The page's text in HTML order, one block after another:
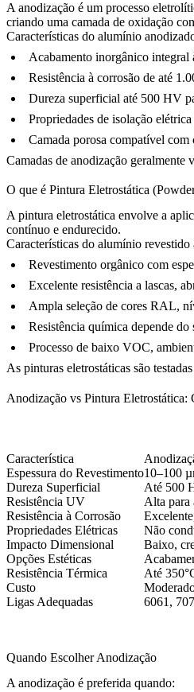
A anodização é um processo
criando uma camada de oxidação
Características do alumínio
Acabamento inorgânico integral
Resistência à corrosão de até
Dureza superficial até 500 HV
Propriedades de isolação
Camada porosa compatível
Camadas de anodização
O que é Pintura Eletrostática
A pintura eletrostática envolve a
contínuo e endurecido.
Características do alumínio revestido
Revestimento orgânico com
Excelente resistência a lascas,
Ampla seleção de cores RAL,
Resistência química depende
Processo de baixo VOC,
As pinturas eletrostáticas são
Anodização vs Pintura Eletrostática:
Característica
Espessura do Revestimento10–100
Dureza Superficial
Até 500
Resistência UV
Alta para
Resistência à Corrosão
Propriedades Elétricas
Não
Impacto Dimensional
Baixo,
Opções Estéticas
Resistência Térmica
Até
Custo
Ligas Adequadas
6061,
Quando Escolher Anodização
A anodização é preferida quando: